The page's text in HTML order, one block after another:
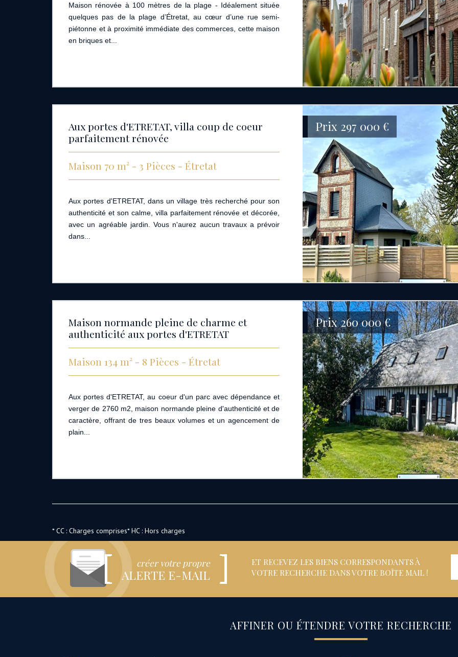
Maison rénovée à 100 mètres de la plage - Idéalement située
quelques pas de la plage d’Étretat, au cœur d’une rue semi-
piétonne et à proximité immédiate des commerces, cette maison
en briques et...
Prix 297 000 €
Aux portes d'ETRETAT, villa coup de coeur
parfaitement rénovée
Maison 70 m² - 3 Pièces - Étretat
Aux portes d'ETRETAT, dans un village très recherché pour son
authenticité et son calme, villa parfaitement rénovée et décorée,
avec un agréable jardin. Vous n'aurez aucun travaux a prévoir
dans...
Prix 260 000 €
Maison normande pleine de charme et
authenticité aux portes d'ETRETAT
Maison 134 m² - 8 Pièces - Étretat
Aux portes d'ETRETAT, au coeur d'un parc avec dépendance et
verger de 2760 m2, maison normande pleine d'authenticité et de
caractère, offrant de tres beaux volumes et un agencement de
plain...
* CC : Charges comprises* HC : Hors charges
créer votre propre
ALERTE E-MAIL
ET RECEVEZ LES BIENS CORRESPONDANTS À
VOTRE RECHERCHE DANS VOTRE BOÎTE MAIL !
AFFINER OU ÉTENDRE VOTRE RECHERCHE